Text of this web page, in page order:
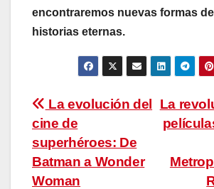
encontraremos nuevas formas
historias eternas.
Navegación
de
entradas
La
La evolución del
cine de
superhéroes: De
Batman a Wonder
Woman